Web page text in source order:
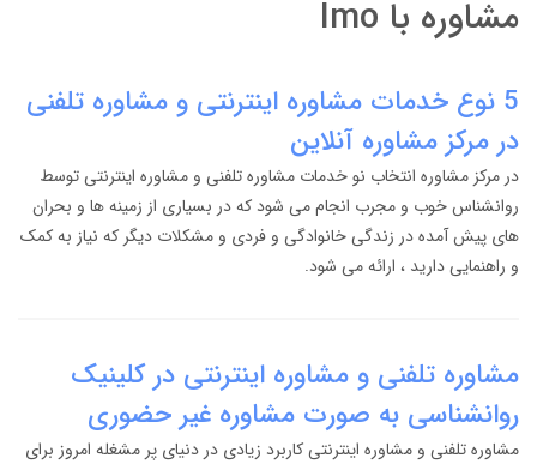
مشاوره با Imo
5 نوع خدمات مشاوره اینترنتی و مشاوره تلفنی
در مرکز مشاوره آنلاین
در مرکز مشاوره انتخاب نو خدمات مشاوره تلفنی و مشاوره اینترنتی توسط
روانشناس خوب و مجرب انجام می شود که در بسیاری از زمینه ها و بحران
های پیش آمده در زندگی خانوادگی و فردی و مشکلات دیگر که نیاز به کمک
و راهنمایی دارید ، ارائه می شود.
مشاوره تلفنی و مشاوره اینترنتی در کلینیک
روانشناسی به صورت مشاوره غیر حضوری
مشاوره تلفنی و مشاوره اینترنتی کاربرد زیادی در دنیای پر مشغله امروز برای